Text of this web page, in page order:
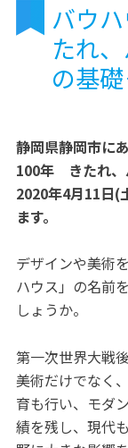
バウ
たれ
の基
静岡県静岡市に
100年 きたれ、
2020年4月11日(
ます。
デザインや美術
ハウス」の名前
しょうか。
第一次世界大戦
美術だけでなく
育も行い、モダ
績を残し、現代